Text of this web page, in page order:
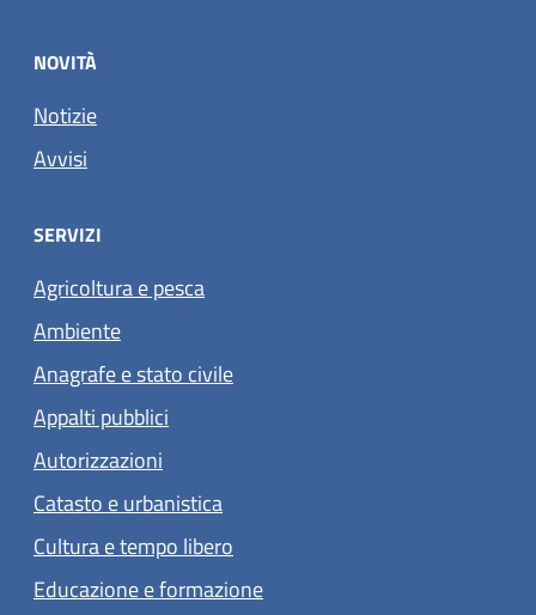
NOVITÀ
Notizie
Avvisi
SERVIZI
Agricoltura e pesca
Ambiente
Anagrafe e stato civile
Appalti pubblici
Autorizzazioni
Catasto e urbanistica
Cultura e tempo libero
Educazione e formazione